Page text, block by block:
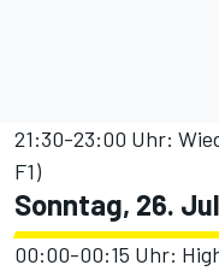
21:30-23:00 Uhr:
F1)
Sonntag, 26.
00:00-00:15 Uhr: